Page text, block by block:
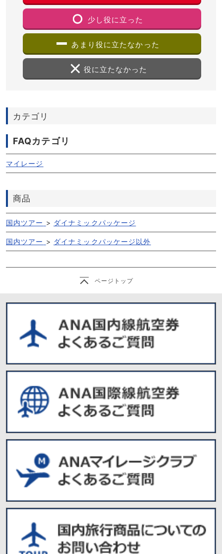
少し役に立った
あまり役に立たなかった
役に立たなかった
カテゴリ
FAQカテゴリ
マイレージ
商品
国内ツアー > ダイナミックパッケージ
国内ツアー > ダイナミックパッケージ以外
ページトップ